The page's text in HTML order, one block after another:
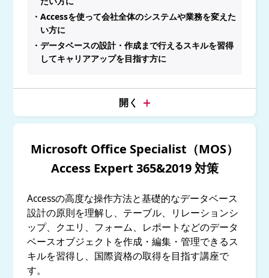
・Accessを使って会社全体のシステムや業務を変えた
い方に​
・データベースの設計・作成まで行えるスキルを習得
してキャリアアップを目指す方に
Microsoft Office Specialist（MOS）
Access Expert 365&2019 対策
Accessの高度な操作方法と基礎的なデータベース
設計の原則を理解し、テーブル、リレーションシ
ップ、クエリ、フォーム、レポートなどのデータ
ベースオブジェクトを作成・編集・管理できるス
キルを習得し、国際資格の取得を目指す講座で
す。